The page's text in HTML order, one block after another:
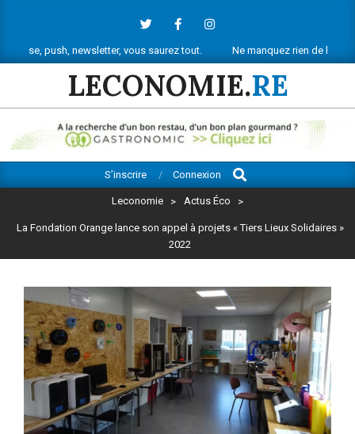
content
newsletter, vous saurez tout. Ne manquez rien de l’actu
LECONOMIE.RE
Navigation
S’inscrire Connexion
Search
Leconomie > Actus Éco >
La Fondation Orange lance son appel à projets « Tiers Lieux Solidaires »
2022